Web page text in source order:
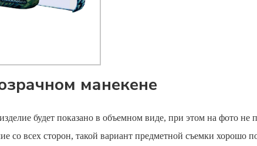
манекене
будет показано в объемном виде, при этом на фото не
со всех сторон, такой вариант предметной съемки хорошо